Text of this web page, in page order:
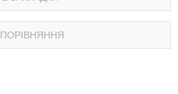
ПОРІВНЯННЯ